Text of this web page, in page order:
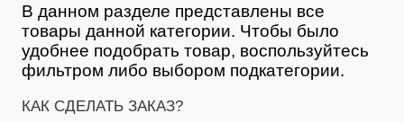
В данном разделе представлены все
товары данной категории. Чтобы было
удобнее подобрать товар, воспользуйтесь
фильтром либо выбором подкатегории.
КАК СДЕЛАТЬ ЗАКАЗ?